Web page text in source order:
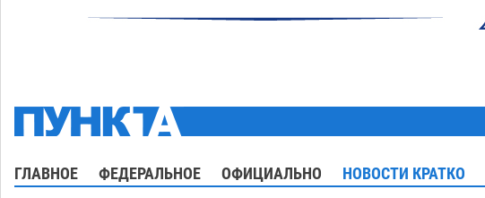
ГЛАВНОЕ ФЕДЕРАЛЬНОЕ ОФИЦИАЛЬНО НОВОСТИ КРАТКО